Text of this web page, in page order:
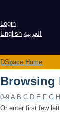
Login
English العربية
DSpace Home
Browsing
0-9 A B C D E F G H
Or enter first few